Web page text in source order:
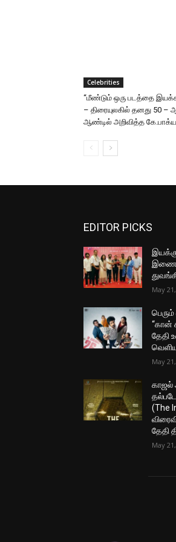
Celebrities
“மீண்டும் ஒரு படத்தை
– திரையுலகில் தனது 50 –
ஆண்டில் அறிவித்த
EDITOR PICKS
May
பெரும்
“கான்
தேதி
May
காஜல்
(The
தேதி
May